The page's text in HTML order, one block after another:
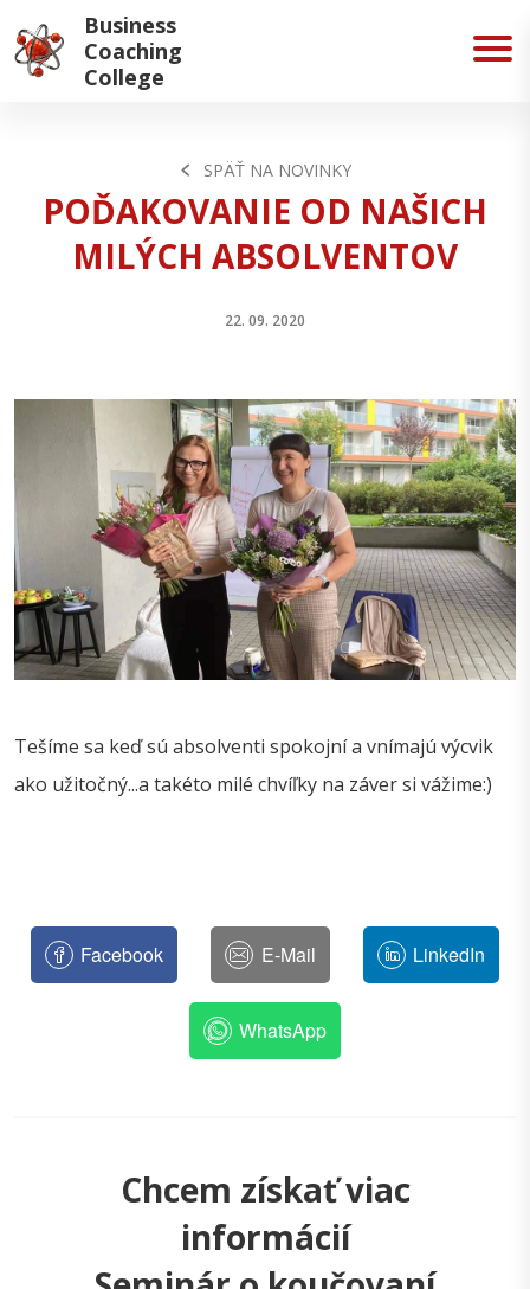
Business
Coaching
College
SPÄŤ NA NOVINKY
POĎAKOVANIE OD NAŠICH
MILÝCH ABSOLVENTOV
22. 09. 2020
Tešíme sa keď sú absolventi spokojní a vnímajú výcvik
ako užitočný...a takéto milé chvíľky na záver si vážime:)
Facebook E-Mail LinkedIn
WhatsApp
Chcem získať viac
informácií